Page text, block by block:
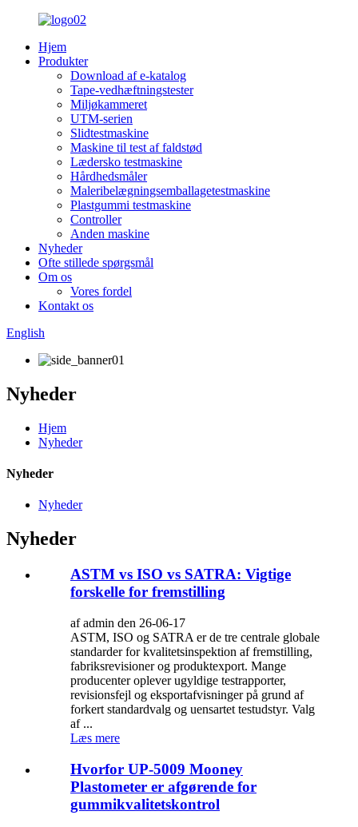
Hjem
Produkter
Download af e-katalog
Tape-vedhæftningstester
Miljøkammeret
UTM-serien
Slidtestmaskine
Maskine til test af faldstød
Lædersko testmaskine
Hårdhedsmåler
Maleribelægningsemballagetestmaskine
Plastgummi testmaskine
Controller
Anden maskine
Nyheder
Ofte stillede spørgsmål
Om os
Vores fordel
Kontakt os
English
Nyheder
Hjem
Nyheder
Nyheder
Nyheder
Nyheder
ASTM vs ISO vs SATRA: Vigtige
forskelle for fremstilling
af admin den 26-06-17
ASTM, ISO og SATRA er de tre centrale globale
standarder for kvalitetsinspektion af fremstilling,
fabriksrevisioner og produktexport. Mange
producenter oplever ugyldige testrapporter,
revisionsfejl og eksportafvisninger på grund af
forkert standardvalg og uensartet testudstyr. Valg
af ...
Læs mere
Hvorfor UP-5009 Mooney
Plastometer er afgørende for
gummikvalitetskontrol